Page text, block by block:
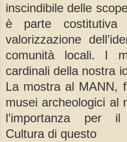
inscindibile delle
è parte
valorizzazione
comunità locali. I
cardinali della nostra
La mostra al MANN,
musei archeologici al
l’importanza per
Cultura di questo